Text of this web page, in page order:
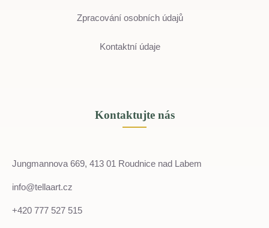
Zpracování osobních údajů
Kontaktní údaje
Kontaktujte nás
Jungmannova 669, 413 01 Roudnice nad Labem
info@tellaart.cz
+420 777 527 515